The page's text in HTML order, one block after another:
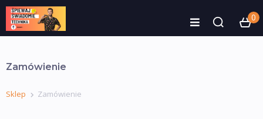
0
Zamówienie
Sklep Zamówienie